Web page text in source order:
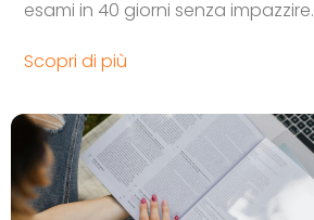
esami in 40 giorni senza impazzire.
Scopri di più